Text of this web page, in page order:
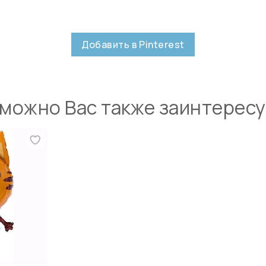
Добавить в Pinterest
Вас также